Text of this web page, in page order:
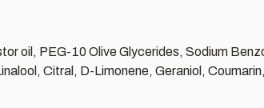
oil, PEG-10 Olive Glycerides, Sodium
Citral, D-Limonene, Geraniol,